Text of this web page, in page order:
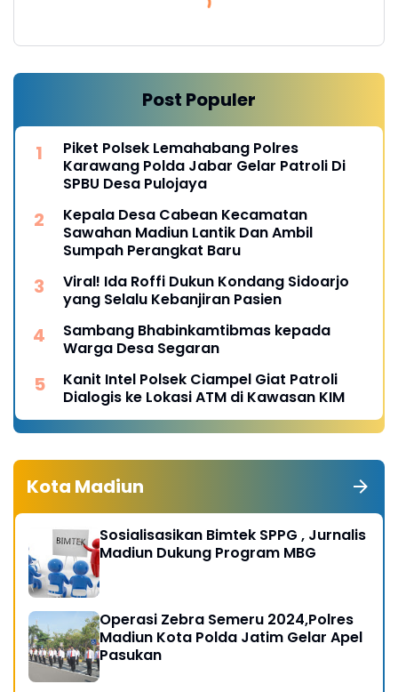
Post Populer
Piket Polsek Lemahabang Polres
Karawang Polda Jabar Gelar Patroli Di
SPBU Desa Pulojaya
Kepala Desa Cabean Kecamatan
Sawahan Madiun Lantik Dan Ambil
Sumpah Perangkat Baru
Viral! Ida Roffi Dukun Kondang Sidoarjo
yang Selalu Kebanjiran Pasien
Sambang Bhabinkamtibmas kepada
Warga Desa Segaran
Kanit Intel Polsek Ciampel Giat Patroli
Dialogis ke Lokasi ATM di Kawasan KIM
Kota Madiun
Sosialisasikan Bimtek SPPG , Jurnalis
Madiun Dukung Program MBG
Operasi Zebra Semeru 2024,Polres
Madiun Kota Polda Jatim Gelar Apel
Pasukan